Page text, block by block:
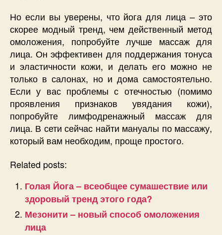
Но если вы уверены, что йога для лица – это
скорее модный тренд, чем действенный метод
омоложения, попробуйте лучше массаж для
лица. Он эффективен для поддержания тонуса
и эластичности кожи, и делать его можно не
только в салонах, но и дома самостоятельно.
Если у вас проблемы с отечностью (помимо
проявления признаков увядания кожи),
попробуйте лимфодренажный массаж для
лица. В сети сейчас найти мануалы по массажу,
который вам необходим, проще простого.
Related posts:
Голая Йога – всеобщее сумашествие или
здоровый тренд этого года?
Мезонити – новый способ омоложения
лица